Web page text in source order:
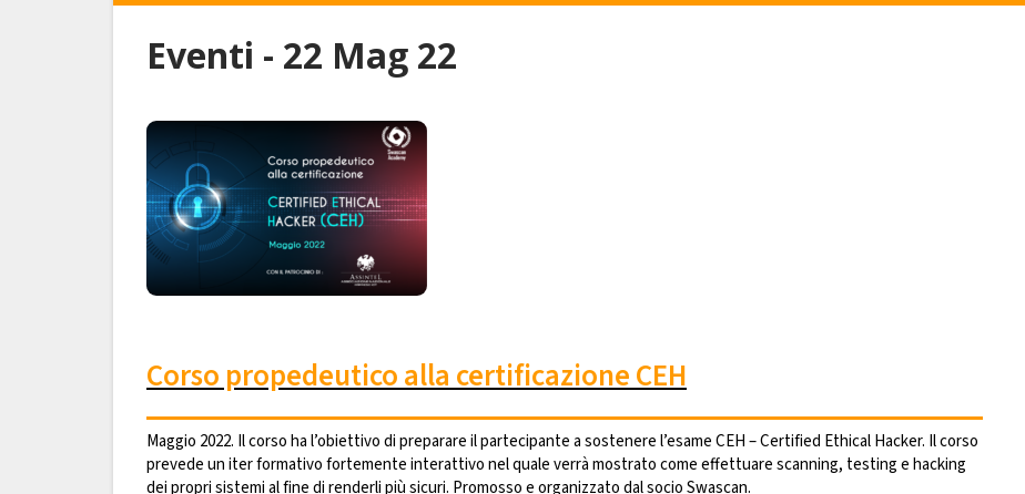
Eventi - 22 Mag 22
Corso propedeutico alla certificazione CEH
Maggio 2022. Il corso ha l’obiettivo di preparare il partecipante a sostenere l’esame CEH – Certified Ethical Hacker. Il corso
prevede un iter formativo fortemente interattivo nel quale verrà mostrato come effettuare scanning, testing e hacking
dei propri sistemi al fine di renderli più sicuri. Promosso e organizzato dal socio Swascan.